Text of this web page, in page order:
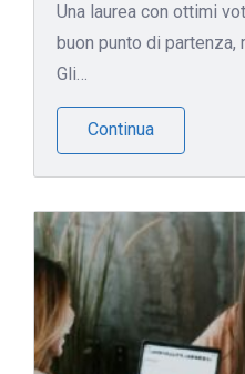
Una laurea con ottimi
buon punto di partenza,
Gli…
Continua